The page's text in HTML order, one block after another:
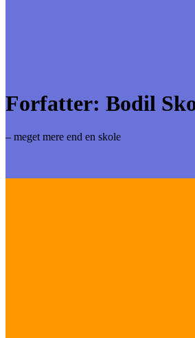
Forfatter: Bodil
– meget mere end en skole